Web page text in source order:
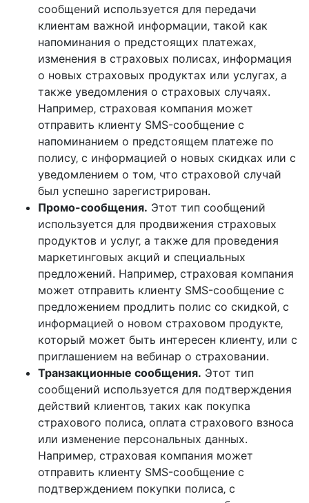
сообщений используется для передачи
клиентам важной информации‚ такой как
напоминания о предстоящих платежах‚
изменения в страховых полисах‚ информация
о новых страховых продуктах или услугах‚ а
также уведомления о страховых случаях.
Например‚ страховая компания может
отправить клиенту SMS-сообщение с
напоминанием о предстоящем платеже по
полису‚ с информацией о новых скидках или с
уведомлением о том‚ что страховой случай
был успешно зарегистрирован.
Промо-сообщения. Этот тип сообщений
используется для продвижения страховых
продуктов и услуг‚ а также для проведения
маркетинговых акций и специальных
предложений. Например‚ страховая компания
может отправить клиенту SMS-сообщение с
предложением продлить полис со скидкой‚ с
информацией о новом страховом продукте‚
который может быть интересен клиенту‚ или с
приглашением на вебинар о страховании.
Транзакционные сообщения. Этот тип
сообщений используется для подтверждения
действий клиентов‚ таких как покупка
страхового полиса‚ оплата страхового взноса
или изменение персональных данных.
Например‚ страховая компания может
отправить клиенту SMS-сообщение с
подтверждением покупки полиса‚ с